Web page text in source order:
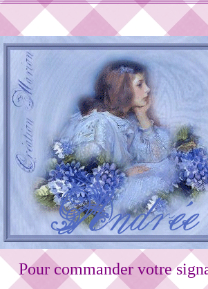
Pour commander votre